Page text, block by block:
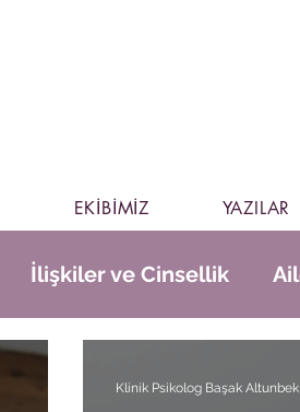
EKİBİMİZ YAZILAR
İlişkiler ve Cinsellik
Klinik Psikolog Başak Altunbek